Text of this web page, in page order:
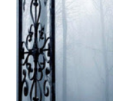
di dire in un libro?
RAGAZZI nei libri
pettine costa.
Fatto sta che nella
sembrano degli